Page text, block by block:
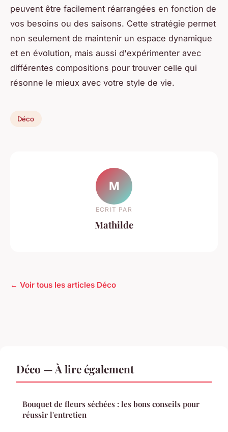
peuvent être facilement réarrangées en fonction de
vos besoins ou des saisons. Cette stratégie permet
non seulement de maintenir un espace dynamique
et en évolution, mais aussi d'expérimenter avec
différentes compositions pour trouver celle qui
résonne le mieux avec votre style de vie.
Déco
M
ECRIT PAR
Mathilde
← Voir tous les articles Déco
Déco — À lire également
Bouquet de fleurs séchées : les bons conseils pour
réussir l'entretien